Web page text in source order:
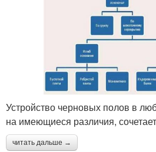
Устройство черновых полов в
на имеющиеся различия,
читать дальше →